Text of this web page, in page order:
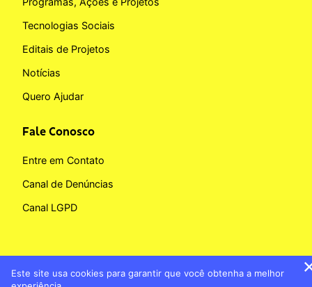
Tecnologias Sociais
Editais de Projetos
Notícias
Quero Ajudar
Fale Conosco
Entre em Contato
Canal de Denúncias
Canal LGPD
Este site usa cookies para garantir que você obtenha a melhor